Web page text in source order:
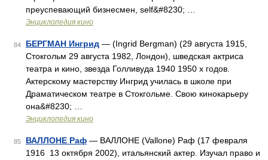
преуспевающий бизнесмен, self&#8230; …
Энциклопедия кино
84 БЕРГМАН Ингрид — (Ingrid Bergman) (29 августа 1915,
Стокгольм 29 августа 1982, Лондон), шведская актриса
театра и кино, звезда Голливуда 1940 1950 х годов.
Актерскому мастерству Ингрид училась в школе при
Драматическом театре в Стокгольме. Свою кинокарьеру
она&#8230; …
Энциклопедия кино
85 ВАЛЛОНЕ Раф — ВАЛЛОНЕ (Vallone) Раф (17 февраля
1916 13 октября 2002), итальянский актер. Изучал право и